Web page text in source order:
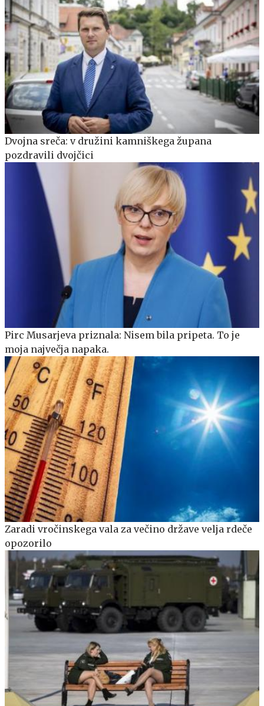
Dvojna sreča: v družini kamniškega župana
pozdravili dvojčici
Pirc Musarjeva priznala: Nisem bila pripeta. To je
moja največja napaka.
Zaradi vročinskega vala za večino države velja rdeče
opozorilo